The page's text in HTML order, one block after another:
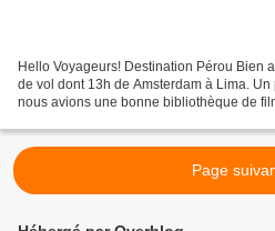
Hello Voyageurs! Destination Pérou Bien
de vol dont 13h de Amsterdam à Lima.
nous avions une bonne bibliothèque de
Page